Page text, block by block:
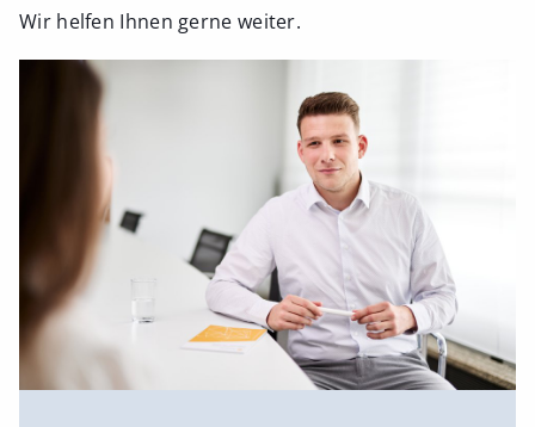
Wir helfen Ihnen gerne weiter.